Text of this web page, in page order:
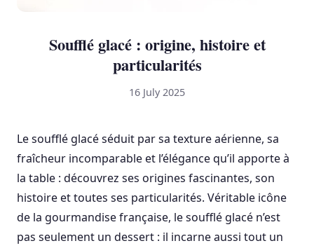
Soufflé glacé : origine, histoire et
particularités
16 July 2025
Le soufflé glacé séduit par sa texture aérienne, sa
fraîcheur incomparable et l’élégance qu’il apporte à
la table : découvrez ses origines fascinantes, son
histoire et toutes ses particularités. Véritable icône
de la gourmandise française, le soufflé glacé n’est
pas seulement un dessert : il incarne aussi tout un